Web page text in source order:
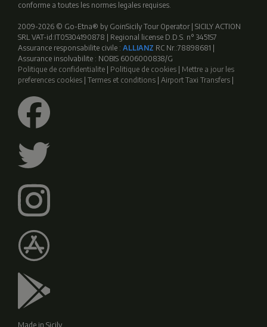
conforme a toutes les normes legales requises.
2009-2026 © Go-Etna® by GoinSicily Tour Operator | SICILY ACTION
SRL VAT-id:IT05304190878 | Regional license D.D.S. n° 3451S7
Assurance responsabilite civile : ALLIANZ RC Nr.:78898681 |
Assurance insolvabilite : NOBIS 6006000838/G
Politique de confidentialite
Politique de cookies
Mettre a jour les
preferences cookies Termes et conditions Airport Taxi Transfers
Made in Sicily